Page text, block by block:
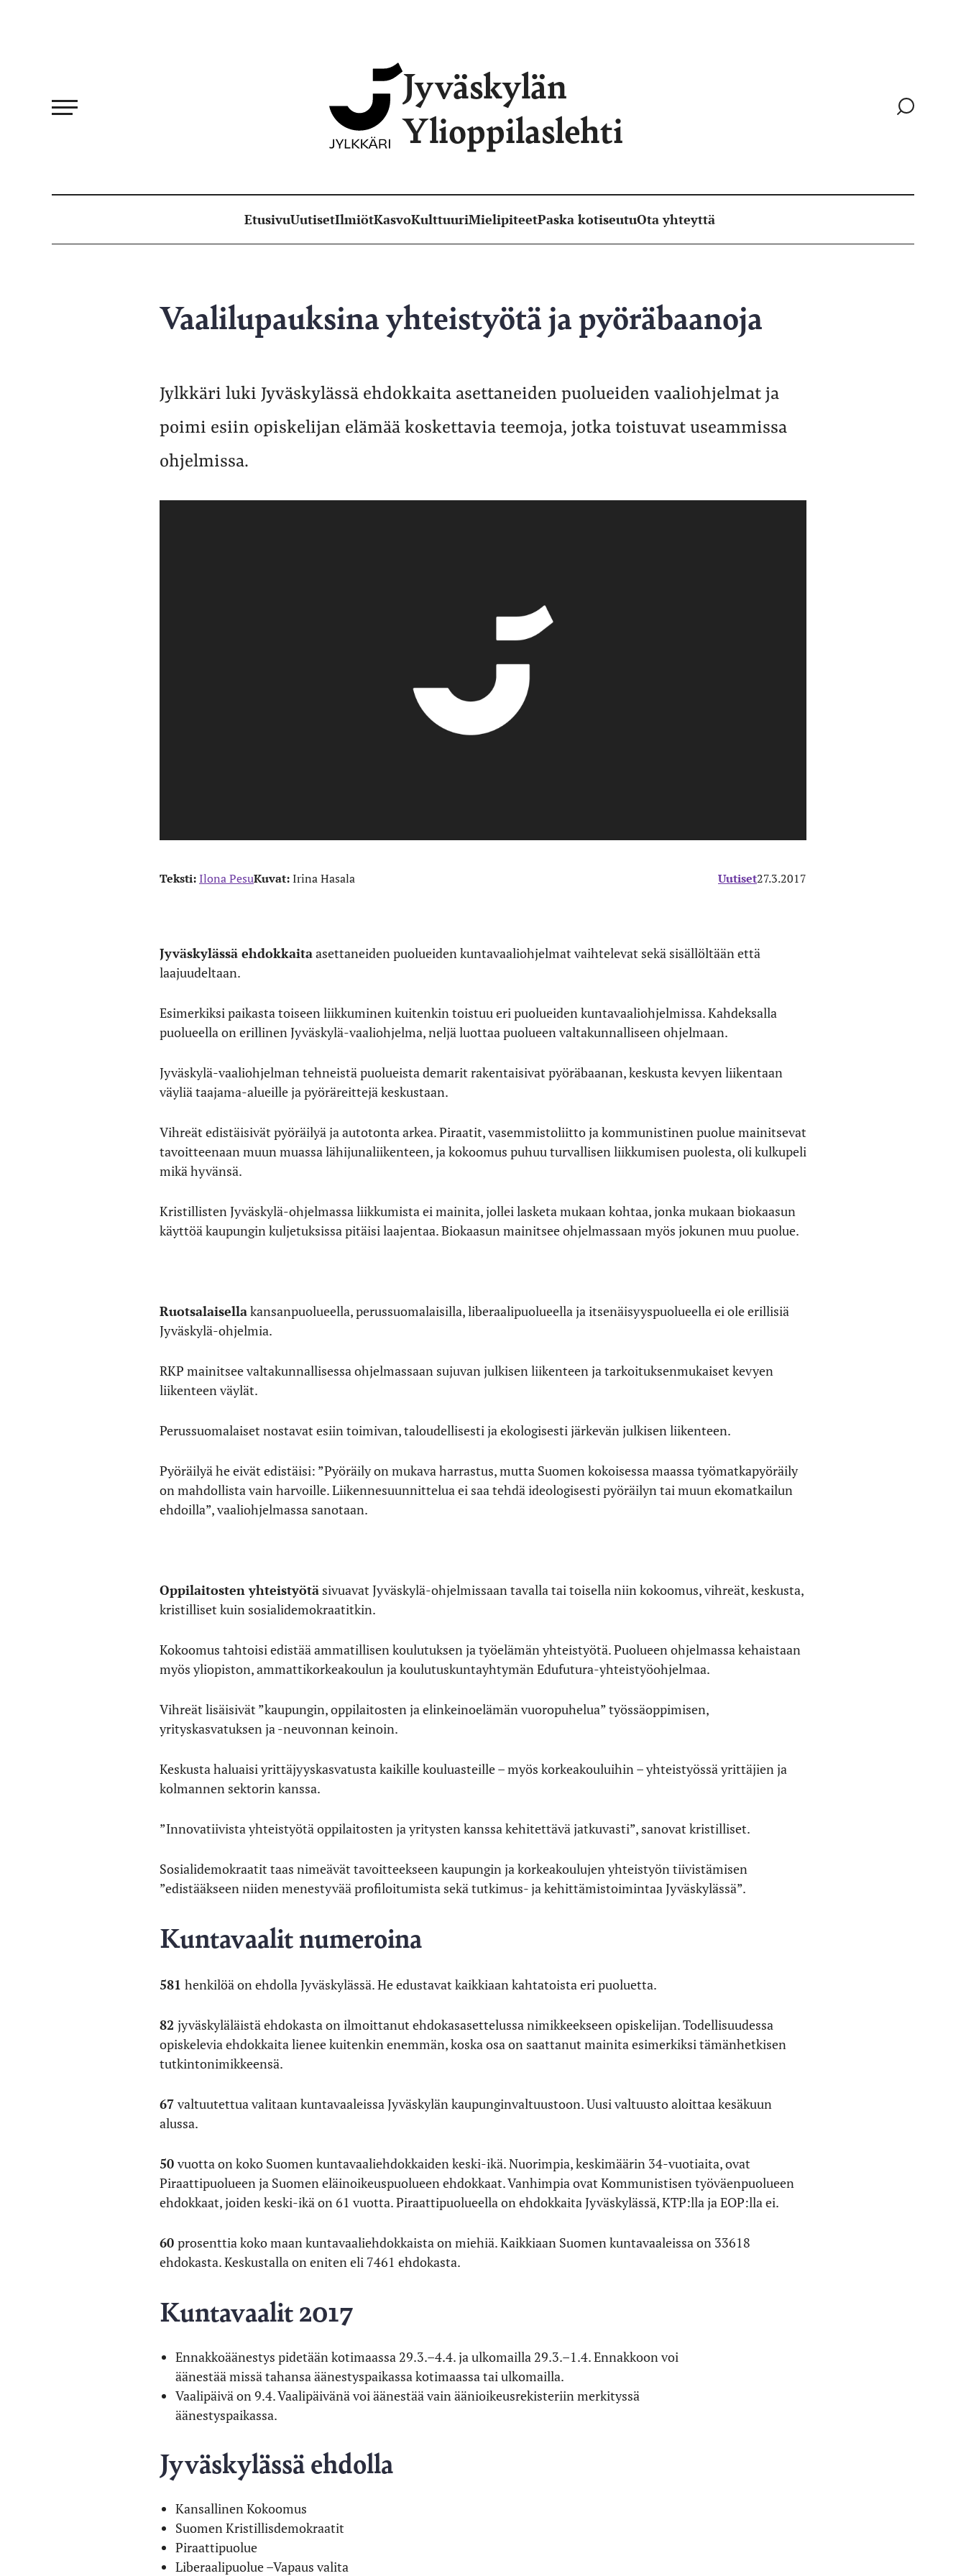
Jyväskylän
Ylioppilaslehti
Siirry
EtusivuUutisetIlmiötKasvoKulttuuriMielipiteetPaska kotiseutuOta yhteyttä
Vaalilupauksina yhteistyötä ja pyöräbaanoja
Jylkkäri luki Jyväskylässä ehdokkaita asettaneiden puolueiden vaaliohjelmat ja
poimi esiin opiskelijan elämää koskettavia teemoja, jotka toistuvat useammissa
ohjelmissa.
Teksti: Ilona PesuKuvat:Irina Hasala Uutiset27.3.2017
Jyväskylässä ehdokkaitaasettaneiden puolueiden kuntavaaliohjelmat vaihtelevat sekä sisällöltään että
laajuudeltaan.
Esimerkiksi paikasta toiseen liikkuminen kuitenkin toistuu eri puolueiden kuntavaaliohjelmissa. Kahdeksalla
puolueella on erillinen Jyväskylä-vaaliohjelma, neljä luottaa puolueen valtakunnalliseen ohjelmaan.
Jyväskylä-vaaliohjelman tehneistä puolueista demarit rakentaisivat pyöräbaanan, keskusta kevyen liikentaan
väyliä taajama-alueille ja pyöräreittejä keskustaan.
Vihreät edistäisivät pyöräilyä ja autotonta arkea. Piraatit, vasemmistoliitto ja kommunistinen puolue mainitsevat
tavoitteenaan muun muassa lähijunaliikenteen, ja kokoomus puhuu turvallisen liikkumisen puolesta, oli kulkupeli
mikä hyvänsä.
Kristillisten Jyväskylä-ohjelmassa liikkumista ei mainita, jollei lasketa mukaan kohtaa, jonka mukaan biokaasun
käyttöä kaupungin kuljetuksissa pitäisi laajentaa. Biokaasun mainitsee ohjelmassaan myös jokunen muu puolue.
Ruotsalaisellakansanpuolueella, perussuomalaisilla, liberaalipuolueella ja itsenäisyyspuolueella ei ole erillisiä
Jyväskylä-ohjelmia.
RKP mainitsee valtakunnallisessa ohjelmassaan sujuvan julkisen liikenteen ja tarkoituksenmukaiset kevyen
liikenteen väylät.
Perussuomalaiset nostavat esiin toimivan, taloudellisesti ja ekologisesti järkevän julkisen liikenteen.
Pyöräilyä he eivät edistäisi: ”Pyöräily on mukava harrastus, mutta Suomen kokoisessa maassa työmatkapyöräily
on mahdollista vain harvoille. Liikennesuunnittelua ei saa tehdä ideologisesti pyöräilyn tai muun ekomatkailun
ehdoilla”, vaaliohjelmassa sanotaan.
Oppilaitosten yhteistyötä sivuavat Jyväskylä-ohjelmissaan tavalla tai toisella niin kokoomus, vihreät, keskusta,
kristilliset kuin sosialidemokraatitkin.
Kokoomus tahtoisi edistää ammatillisen koulutuksen ja työelämän yhteistyötä. Puolueen ohjelmassa kehaistaan
myös yliopiston, ammattikorkeakoulun ja koulutuskuntayhtymän Edufutura-yhteistyöohjelmaa.
Vihreät lisäisivät ”kaupungin, oppilaitosten ja elinkeinoelämän vuoropuhelua” työssäoppimisen,
yrityskasvatuksen ja -neuvonnan keinoin.
Keskusta haluaisi yrittäjyyskasvatusta kaikille kouluasteille – myös korkeakouluihin – yhteistyössä yrittäjien ja
kolmannen sektorin kanssa.
”Innovatiivista yhteistyötä oppilaitosten ja yritysten kanssa kehitettävä jatkuvasti”, sanovat kristilliset.
Sosialidemokraatit taas nimeävät tavoitteekseen kaupungin ja korkeakoulujen yhteistyön tiivistämisen
”edistääkseen niiden menestyvää profiloitumista sekä tutkimus- ja kehittämistoimintaa Jyväskylässä”.
Kuntavaalit numeroina
581 henkilöä on ehdolla Jyväskylässä. He edustavat kaikkiaan kahtatoista eri puoluetta.
82 jyväskyläläistä ehdokasta on ilmoittanut ehdokasasettelussa nimikkeekseen opiskelijan. Todellisuudessa
opiskelevia ehdokkaita lienee kuitenkin enemmän, koska osa on saattanut mainita esimerkiksi tämänhetkisen
tutkintonimikkeensä.
67 valtuutettua valitaan kuntavaaleissa Jyväskylän kaupunginvaltuustoon. Uusi valtuusto aloittaa kesäkuun
alussa.
50 vuotta on koko Suomen kuntavaaliehdokkaiden keski-ikä. Nuorimpia, keskimäärin 34-vuotiaita, ovat
Piraattipuolueen ja Suomen eläinoikeuspuolueen ehdokkaat. Vanhimpia ovat Kommunistisen työväenpuolueen
ehdokkaat, joiden keski-ikä on 61 vuotta. Piraattipuolueella on ehdokkaita Jyväskylässä, KTP:lla ja EOP:lla ei.
60 prosenttia koko maan kuntavaaliehdokkaista on miehiä. Kaikkiaan Suomen kuntavaaleissa on 33618
ehdokasta. Keskustalla on eniten eli 7461 ehdokasta.
Kuntavaalit 2017
Ennakkoäänestys pidetään kotimaassa 29.3.–4.4. ja ulkomailla 29.3.–1.4. Ennakkoon voi
äänestää missä tahansa äänestyspaikassa kotimaassa tai ulkomailla.
Vaalipäivä on 9.4. Vaalipäivänä voi äänestää vain äänioikeusrekisteriin merkityssä
äänestyspaikassa.
Jyväskylässä ehdolla
Kansallinen Kokoomus
Suomen Kristillisdemokraatit
Piraattipuolue
Liberaalipuolue –Vapaus valita